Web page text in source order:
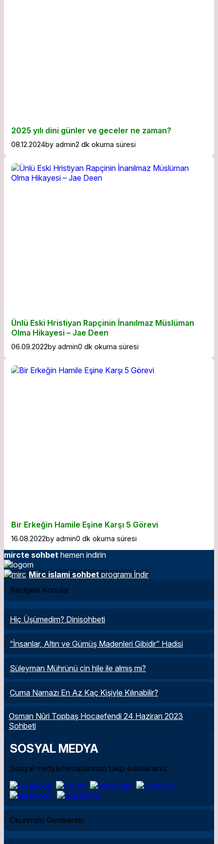
2025 yılı dini günler ve geceler ne zaman?
08.12.2024by admin2 dk okuma süresi
Ünlü Eski Hristiyan Rapçinin İnanılmaz Müslüman
Olma Hikayesi – Jae Deen
06.09.2022by admin0 dk okuma süresi
Bir Erkeğin Hamile Eşine Karşı 5 Görevi
16.08.2022by admin0 dk okuma süresi
mircte sohbet hemen indirin
Mirc islami sohbet programı İndir
Rastgele Konular
Hiç Üşümedim? Dinisohbeti
“İnsanlar, Altın ve Gümüş Madenleri Gibidir” Hadisi
Süleyman Mührünü cin hile ile almış mı?
Cuma Namazı En Az Kaç Kişiyle Kılınabilir?
Osman Nûri Topbaş Hocaefendi 24 Haziran 2023
Sohbeti
SOSYAL MEDYA
Sosyal medya hesaplarımızı takip edebilirsiniz.
Okunması Gerekenler